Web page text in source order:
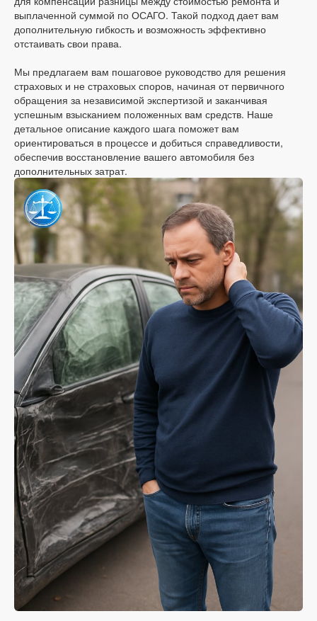
выплаченной суммой по ОСАГО. Такой подход дает вам
дополнительную гибкость и возможность эффективно
отстаивать свои права.
Мы предлагаем вам пошаговое руководство для решения
страховых и не страховых споров, начиная от первичного
обращения за независимой экспертизой и заканчивая
успешным взысканием положенных вам средств. Наше
детальное описание каждого шага поможет вам
ориентироваться в процессе и добиться справедливости,
обеспечив восстановление вашего автомобиля без
дополнительных затрат.